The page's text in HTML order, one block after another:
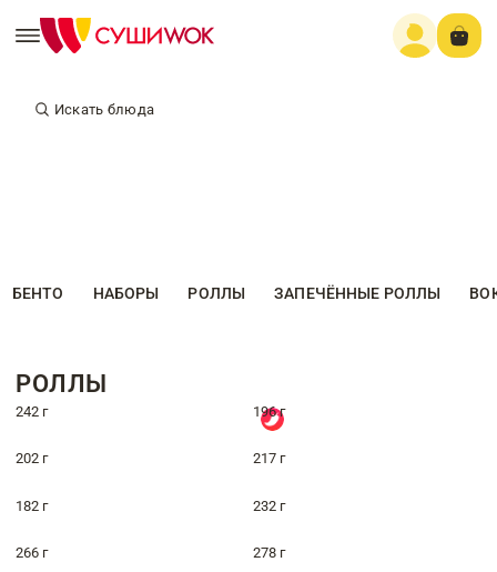
Искать блюда
БЕНТО НАБОРЫ РОЛЛЫ ЗАПЕЧЁННЫЕ РОЛЛЫ
РОЛЛЫ
242 г 196 г
202 г 217 г
182 г 232 г
266 г 278 г